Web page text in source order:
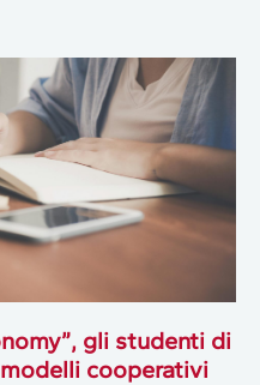
gli studenti di
cooperativi